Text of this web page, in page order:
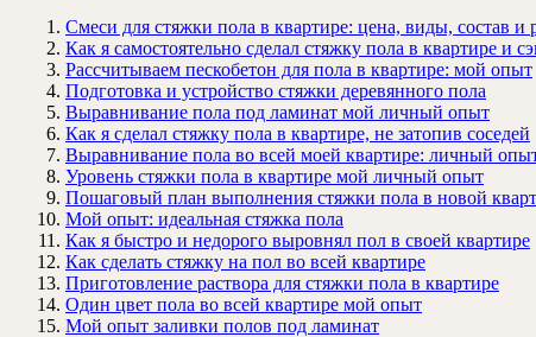
Смеси для стяжки пола в квартире: цена, виды, состав и
Как я самостоятельно сделал стяжку пола в квартире и
Рассчитываем пескобетон для пола в квартире: мой опыт
Подготовка и устройство стяжки деревянного пола
Выравнивание пола под ламинат мой личный опыт
Как я сделал стяжку пола в квартире, не затопив соседей
Выравнивание пола во всей моей квартире: личный
Уровень стяжки пола в квартире мой личный опыт
Пошаговый план выполнения стяжки пола в новой
Мой опыт: идеальная стяжка пола
Как я быстро и недорого выровнял пол в своей квартире
Как сделать стяжку на пол во всей квартире
Приготовление раствора для стяжки пола в квартире
Один цвет пола во всей квартире мой опыт
Мой опыт заливки полов под ламинат